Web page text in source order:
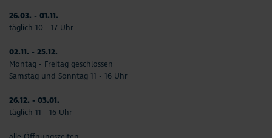
26.03. - 01.11.
täglich 10 - 17 Uhr
02.11. - 25.12.
Montag - Freitag geschlossen
Samstag und Sonntag 11 - 16 Uhr
26.12. - 03.01.
täglich 11 - 16 Uhr